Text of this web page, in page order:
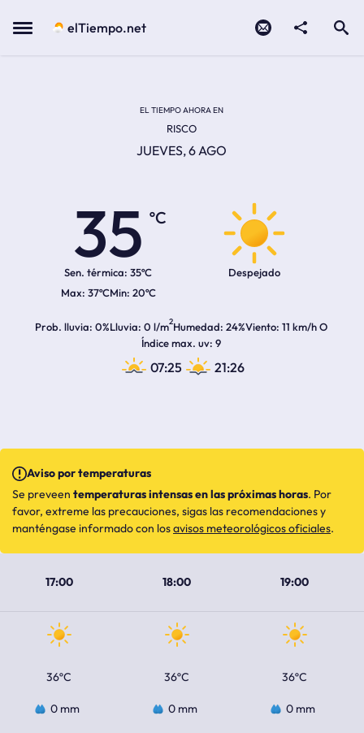
Menu elTiempo.net
EL TIEMPO AHORA EN
RISCO
JUEVES, 6 AGO
35
ºC
Sen. térmica: 35ºC
37ºC 20ºC
Despejado
Prob. lluvia 0%Lluvia 0 l/m2Humedad 24%Viento 11 km/h O
Índice max. uv 9
07:25 21:26
17:00 18:00 19:00
36ºC 36ºC 36ºC
0 mm 0 mm 0 mm
Aviso por temperaturas
Se preveen temperaturas intensas en las próximas horas. Por
favor, extreme las precauciones, sigas las recomendaciones y
manténgase informado con losavisos meteorológicos oficiales.